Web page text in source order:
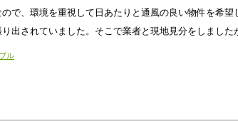
で、環境を重視して日あたりと通風の良い物件を希
出されていました。そこで業者と現地見分をしまし
ル